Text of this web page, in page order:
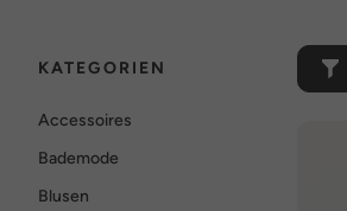
KATEGORIEN
Accessoires
Bademode
Blusen